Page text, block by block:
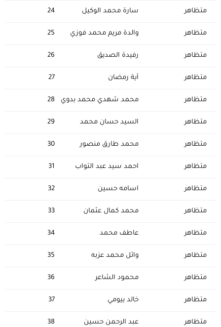
متظاهر سارة محمد الوكيل 24
متظاهر والدة مريم محمد فوزي 25
متظاهر رفيدة الصديق 26
متظاهر آية رمضان 27
متظاهر محمد شهدي محمد بدوي 28
متظاهر السيد حسان محمد 29
متظاهر محمد طارق منصور 30
متظاهر احمد سيد عبد التواب 31
متظاهر اسامه حسين 32
متظاهر محمد كمال عثمان 33
متظاهر عاطف محمد 34
متظاهر وائل محمد عزبه 35
متظاهر محمود الشاعر 36
متظاهر ﺧﺎﻟﺪ ﺑﻴﻮﻣﻲ 37
متظاهر عبد الرحمن حسين 38